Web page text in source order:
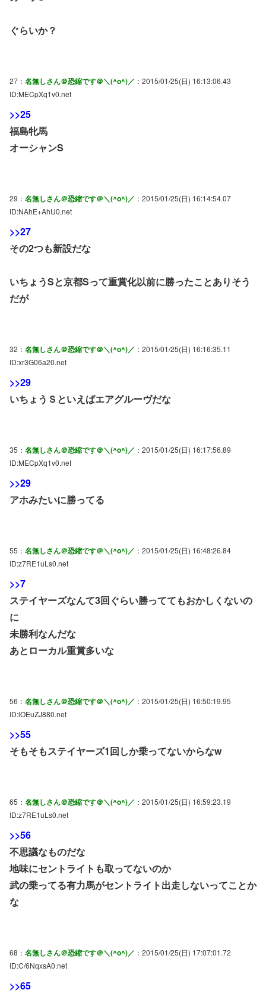
ぐらいか？
27： 名無しさん＠恐縮です＠＼(^o^)／ ：2015/01/25(日) 16:13:06.43
ID:MECpXq1v0.net
>>25
福島牝馬
オーシャンS
29： 名無しさん＠恐縮です＠＼(^o^)／ ：2015/01/25(日) 16:14:54.07
ID:NAhE+AhU0.net
>>27
その2つも新設だな
いちょうSと京都Sって重賞化以前に勝ったことありそう
だが
32： 名無しさん＠恐縮です＠＼(^o^)／ ：2015/01/25(日) 16:16:35.11
ID:xr3G06a20.net
>>29
いちょうＳといえばエアグルーヴだな
35： 名無しさん＠恐縮です＠＼(^o^)／ ：2015/01/25(日) 16:17:56.89
ID:MECpXq1v0.net
>>29
アホみたいに勝ってる
55： 名無しさん＠恐縮です＠＼(^o^)／ ：2015/01/25(日) 16:48:26.84
ID:z7RE1uLs0.net
>>7
ステイヤーズなんて3回ぐらい勝っててもおかしくないの
に
未勝利なんだな
あとローカル重賞多いな
56： 名無しさん＠恐縮です＠＼(^o^)／ ：2015/01/25(日) 16:50:19.95
ID:lOEuZJ880.net
>>55
そもそもステイヤーズ1回しか乗ってないからなw
65： 名無しさん＠恐縮です＠＼(^o^)／ ：2015/01/25(日) 16:59:23.19
ID:z7RE1uLs0.net
>>56
不思議なものだな
地味にセントライトも取ってないのか
武の乗ってる有力馬がセントライト出走しないってことか
な
68： 名無しさん＠恐縮です＠＼(^o^)／ ：2015/01/25(日) 17:07:01.72
ID:C/6NqxsA0.net
>>65